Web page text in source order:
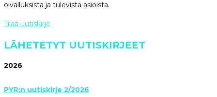
oivalluksista ja tulevista asioista.
Tilaa uutiskirje
LÄHETETYT UUTISKIRJEET
2026
PYR:n uutiskirje 2/2026